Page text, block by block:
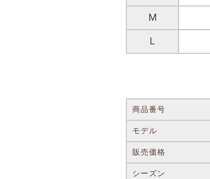
M
L
商品番号
モデル
販売価格
シーズン